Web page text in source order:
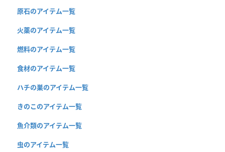
原石のアイテム一覧
火薬のアイテム一覧
燃料のアイテム一覧
食材のアイテム一覧
ハチの巣のアイテム一覧
きのこのアイテム一覧
魚介類のアイテム一覧
虫のアイテム一覧